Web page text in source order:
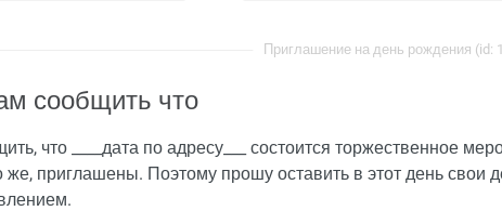
Приглашение на день рождения (id:
сообщить что
что ____дата по адресу___ состоится торжественное
же, приглашены. Поэтому прошу оставить в этот день свои